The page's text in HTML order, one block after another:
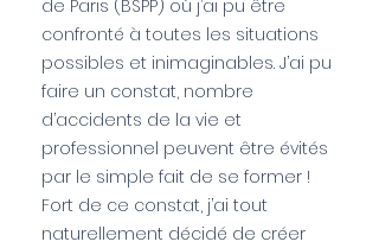
de Paris (BSPP) où j’ai pu être
confronté à toutes les situations
possibles et inimaginables. J’ai pu
faire un constat, nombre
d’accidents de la vie et
professionnel peuvent être évités
par le simple fait de se former !
Fort de ce constat, j’ai tout
naturellement décidé de créer